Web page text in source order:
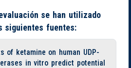
se han utilizado
siguientes fuentes:
of ketamine on human UDP-
in vitro predict potential